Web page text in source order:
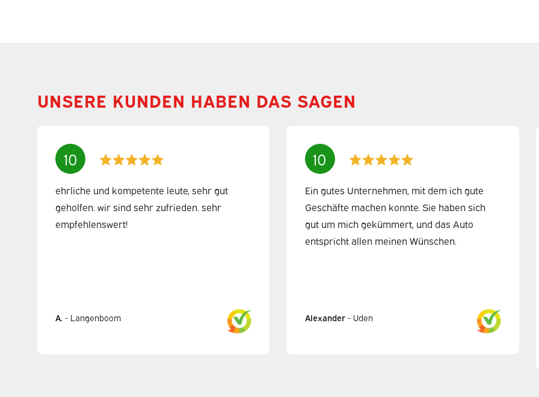
UNSERE KUNDEN HABEN DAS SAGEN
10
ehrliche und kompetente leute, sehr gut
geholfen. wir sind sehr zufrieden. sehr
empfehlenswert!
A. - Langenboom
10
Ein gutes Unternehmen, mit dem ich gute
Geschäfte machen konnte. Sie haben sich
gut um mich gekümmert, und das Auto
entspricht allen meinen Wünschen.
Alexander- Uden